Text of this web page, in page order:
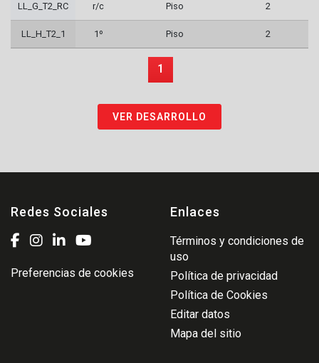
LL_G_T2_RC r/c Piso 2
LL_H_T2_1 1º Piso 2
1
VER DESARROLLO
Redes Sociales
Preferencias de cookies
Enlaces
Términos y condiciones de
uso
Política de privacidad
Política de Cookies
Editar datos
Mapa del sitio